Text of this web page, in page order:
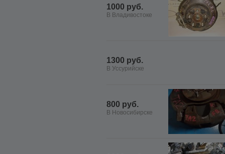
1000 руб.
В Владивостоке
1300 руб.
В Уссурийске
800 руб.
В Новосибирске